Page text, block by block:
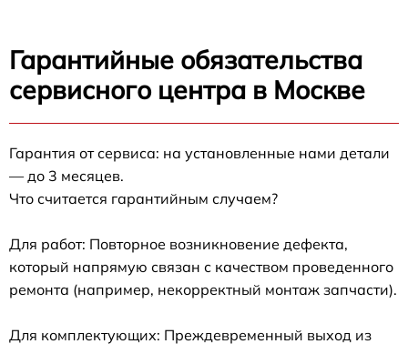
Гарантийные обязательства
сервисного центра в Москве
Гарантия от сервиса: на установленные нами детали
— до 3 месяцев.
Что считается гарантийным случаем?
Для работ: Повторное возникновение дефекта,
который напрямую связан с качеством проведенного
ремонта (например, некорректный монтаж запчасти).
Для комплектующих: Преждевременный выход из